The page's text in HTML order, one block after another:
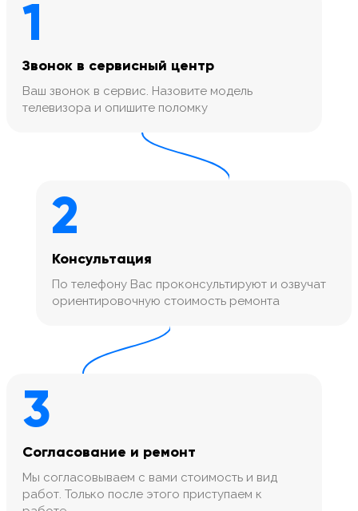
1
Звонок в сервисный центр
Ваш звонок в сервис. Назовите модель
телевизора и опишите поломку
2
Консультация
По телефону Вас проконсультируют и озвучат
ориентировочную стоимость ремонта
3
Согласование и ремонт
Мы согласовываем с вами стоимость и вид
работ. Только после этого приступаем к